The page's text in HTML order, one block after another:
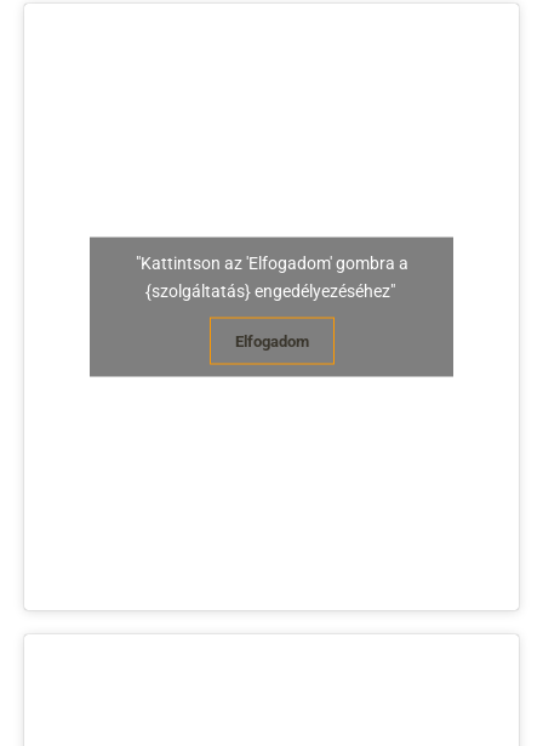
"Kattintson az 'Elfogadom' gombra a
{szolgáltatás} engedélyezéséhez"
Elfogadom